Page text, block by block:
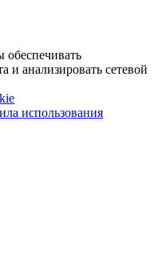
и анализировать сетевой
использования